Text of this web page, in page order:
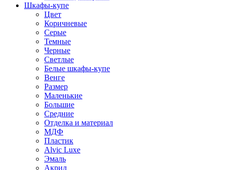
Шкафы-купе
Цвет
Коричневые
Серые
Темные
Черные
Светлые
Белые шкафы-купе
Венге
Размер
Маленькие
Большие
Средние
Отделка и материал
МДФ
Пластик
Alvic Luxe
Эмаль
Акрил